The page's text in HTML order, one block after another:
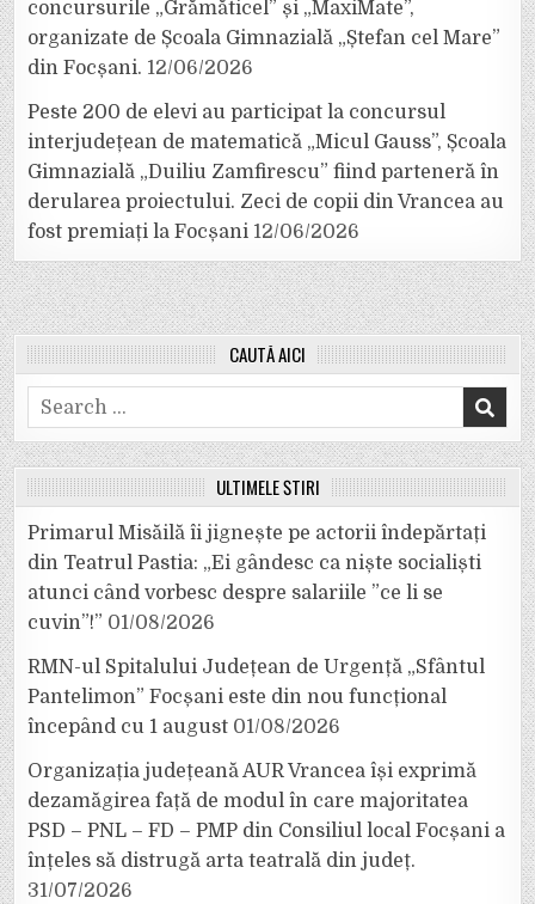
concursurile „Grămăticel” și „MaxiMate”,
organizate de Școala Gimnazială „Ștefan cel Mare”
din Focșani. 12/06/2026
Peste 200 de elevi au participat la concursul
interjudețean de matematică „Micul Gauss”, Școala
Gimnazială „Duiliu Zamfirescu” fiind parteneră în
derularea proiectului. Zeci de copii din Vrancea au
fost premiați la Focșani 12/06/2026
CAUTĂ AICI
Search
for:
ULTIMELE ȘTIRI
Primarul Misăilă îi jignește pe actorii îndepărtați
din Teatrul Pastia: „Ei gândesc ca niște socialiști
atunci când vorbesc despre salariile ”ce li se
cuvin”!” 01/08/2026
RMN-ul Spitalului Județean de Urgență „Sfântul
Pantelimon” Focșani este din nou funcțional
începând cu 1 august 01/08/2026
Organizația județeană AUR Vrancea își exprimă
dezamăgirea față de modul în care majoritatea
PSD – PNL – FD – PMP din Consiliul local Focșani a
înțeles să distrugă arta teatrală din județ.
31/07/2026